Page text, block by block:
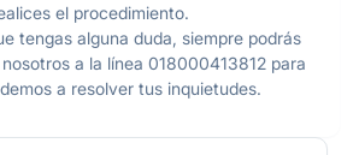
el procedimiento.
tengas alguna duda, siempre podrás
a la línea 018000413812 para
a resolver tus inquietudes.